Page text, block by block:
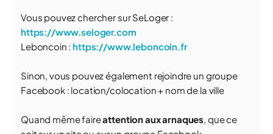
Vous pouvez chercher sur SeLoger :
https://www.seloger.com
Leboncoin : https://www.leboncoin.fr
Sinon, vous pouvez également rejoindre un groupe
Facebook : location/colocation + nom de la ville
Quand même faireattention aux arnaques, que ce